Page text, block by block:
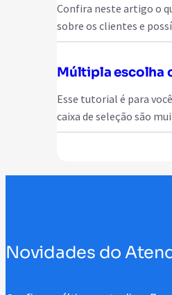
Confira neste artigo o
sobre os clientes e
Múltipla escolha
Esse tutorial é para
caixa de seleção são
Novidades do